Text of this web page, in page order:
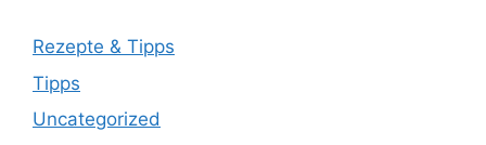
Rezepte & Tipps
Tipps
Uncategorized